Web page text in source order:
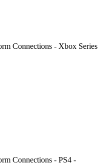
Connections - Xbox Series
Connections - PS4 -